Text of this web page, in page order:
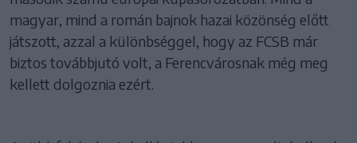
magyar, mind a román bajnok hazai közönség előtt
játszott, azzal a különbséggel, hogy az FCSB már
biztos továbbjutó volt, a Ferencvárosnak még meg
kellett dolgoznia ezért.